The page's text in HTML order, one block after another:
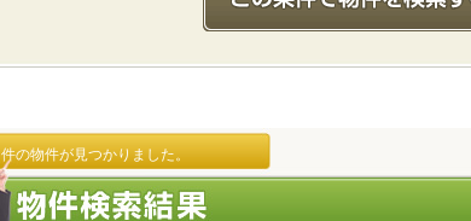
件の物件が見つかりました。